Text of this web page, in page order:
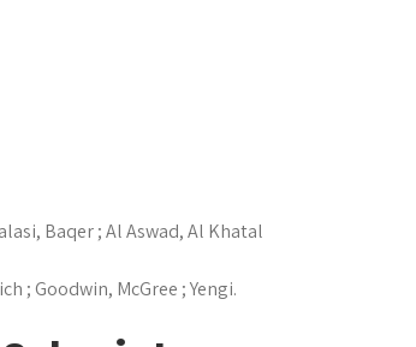
Baqer ; Al Aswad, Al Khatal
; Goodwin, McGree ; Yengi.